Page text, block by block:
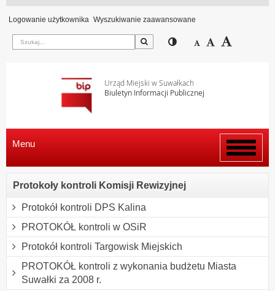
Logowanie użytkownika Wyszukiwanie zaawansowane
Szukaj Przełącz pomiędzy
Zmniejsz
Domyślny
Urząd Miejski w Suwałkach
Biuletyn Informacji Publicznej
Włącz
menu
Menu
Protokoły kontroli Komisji Rewizyjnej
Protokół kontroli DPS Kalina
PROTOKÓŁ kontroli w OSiR
Protokół kontroli Targowisk Miejskich
PROTOKÓŁ kontroli z wykonania budżetu Miasta
Suwałki za 2008 r.